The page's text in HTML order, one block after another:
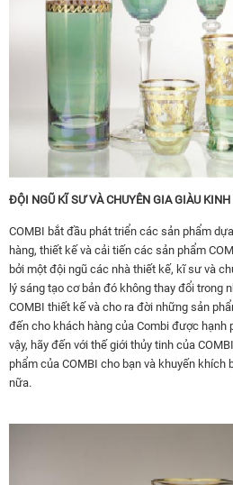
ĐỘI NGŨ KĨ SƯ VÀ CHUYÊN GIA GIÀU
COMBI bắt đầu phát triển các sản phẩm
hàng, thiết kế và cải tiến các sản phẩm
bởi một đội ngũ các nhà thiết kế, kĩ sư và
lý sáng tạo cơ bản đó không thay đổi trong
COMBI thiết kế và cho ra đời những sản
đến cho khách hàng của Combi được hạnh
vậy, hãy đến với thế giới thủy tinh của
phẩm của COMBI cho bạn và khuyến khích
nữa.